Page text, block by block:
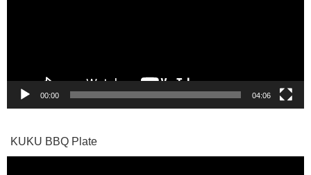
00:00 04:06
KUKU BBQ Plate